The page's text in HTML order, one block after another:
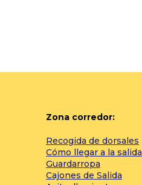
Zona corredor:
Recogida de dorsales
Cómo llegar a la salida
Guardarropa
Cajones de Salida